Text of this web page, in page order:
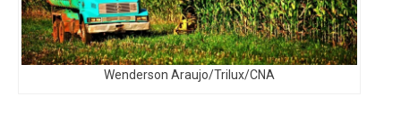
Wenderson Araujo/Trilux/CNA